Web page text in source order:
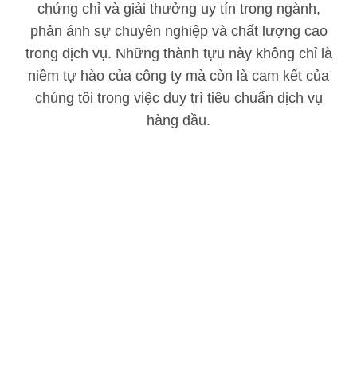
chứng chỉ và giải thưởng uy tín trong ngành,
phản ánh sự chuyên nghiệp và chất lượng cao
trong dịch vụ. Những thành tựu này không chỉ là
niềm tự hào của công ty mà còn là cam kết của
chúng tôi trong việc duy trì tiêu chuẩn dịch vụ
hàng đầu.